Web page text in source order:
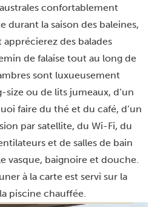
confortablement
durant la saison des baleines,
des balades
de falaise tout au long de
sont luxueusement
size ou de lits jumeaux, d’un
faire du thé et du café, d’un
par satellite, du Wi-Fi, du
et de salles de bain
vasque, baignoire et douche.
à la carte est servi sur la
piscine chauffée.